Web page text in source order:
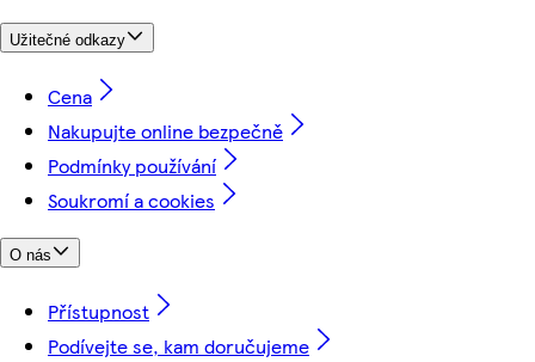
Užitečné odkazy
Cena
Nakupujte online bezpečně
Podmínky používání
Soukromí a cookies
O nás
Přístupnost
Podívejte se, kam doručujeme